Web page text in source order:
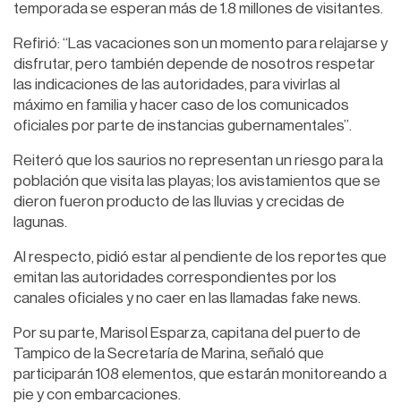
temporada se esperan más de 1.8 millones de visitantes.
Refirió: “Las vacaciones son un momento para relajarse y
disfrutar, pero también depende de nosotros respetar
las indicaciones de las autoridades, para vivirlas al
máximo en familia y hacer caso de los comunicados
oficiales por parte de instancias gubernamentales”.
Reiteró que los saurios no representan un riesgo para la
población que visita las playas; los avistamientos que se
dieron fueron producto de las lluvias y crecidas de
lagunas.
Al respecto, pidió estar al pendiente de los reportes que
emitan las autoridades correspondientes por los
canales oficiales y no caer en las llamadas fake news.
Por su parte, Marisol Esparza, capitana del puerto de
Tampico de la Secretaría de Marina, señaló que
participarán 108 elementos, que estarán monitoreando a
pie y con embarcaciones.